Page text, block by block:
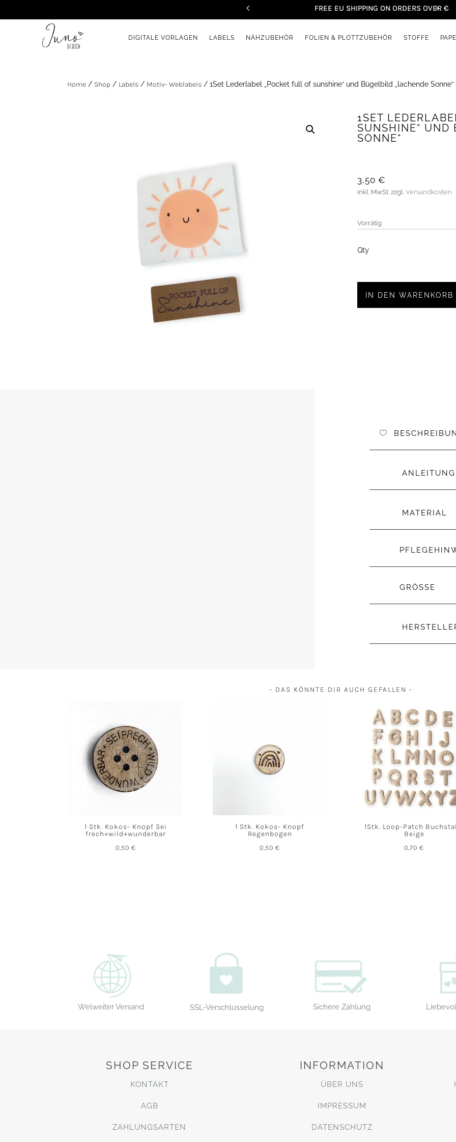
FREE EU SHIPPING ON ORDERS OVER €45
DIGITALE VORLAGEN LABELS NÄHZUBEHÖR FOLIEN & PLOTTZUBEHÖR STOFFE
Home / Shop / Labels / Motiv- Weblabels / 1Set Lederlabel „Pocket full of sunshine“ und Bügelbild „lachende Sonne“
1SET
SUNSHINE“ UND
SONNE“
3,50 €
inkl. MwSt. zzgl. Versandkosten
Vorrätig
IN DEN WARENKORB
ANLEITUNG
MATERIAL
GRÖSSE
- DAS KÖNNTE DIR AUCH GEFALLEN -
1 Stk. Kokos- Knopf Sei
frech+wild+wunderbar
0,50 €
1 Stk. Kokos- Knopf
Regenbogen
0,50€
1Stk. Loop-Patch
Beige
0,70€
Welweiter Versand SSL-Verschlüsselung Sichere Zahlung
SHOP SERVICE
KONTAKT
AGB
ZAHLUNGSARTEN
INFORMATION
ÜBER UNS
IMPRESSUM
DATENSCHUTZ